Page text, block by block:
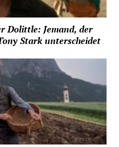
Dolittle: Jemand, der
Stark unterscheidet